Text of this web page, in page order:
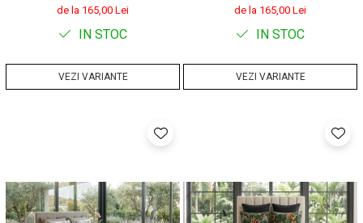
de la 165,00 Lei
IN STOC
VEZI VARIANTE
de la 165,00 Lei
IN STOC
VEZI VARIANTE